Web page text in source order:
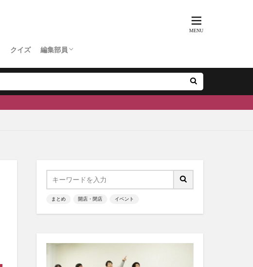
クイズ 編集部員
D
ひーちゃん
ふーちゃん
まぶりー
つぶ
かのぴ
編集長
あいあん
ケン
ぽん
まとめ 開店・閉店 イベント